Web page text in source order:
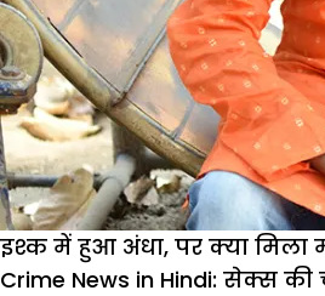
इश्क में हुआ अंधा, पर क्या मिला
Crime News in Hindi: सेक्स की